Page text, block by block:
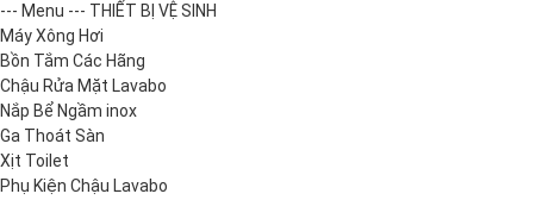
--- Menu --- THIẾT BỊ VỆ SINH
Máy Xông Hơi
Bồn Tắm Các Hãng
Chậu Rửa Mặt Lavabo
Nắp Bể Ngầm inox
Ga Thoát Sàn
Xịt Toilet
Phụ Kiện Chậu Lavabo